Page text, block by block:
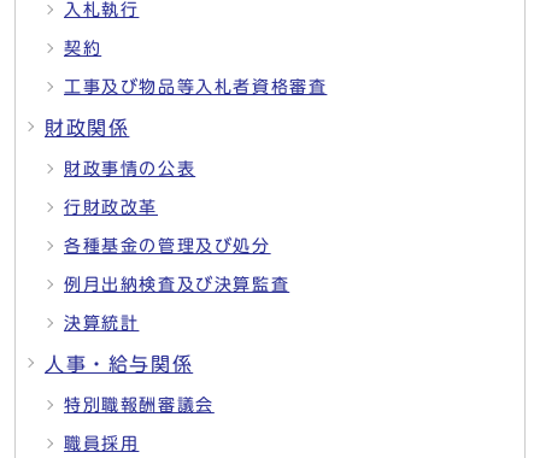
入札執行
契約
工事及び物品等入札者資格審査
財政関係
財政事情の公表
行財政改革
各種基金の管理及び処分
例月出納検査及び決算監査
決算統計
人事・給与関係
特別職報酬審議会
職員採用